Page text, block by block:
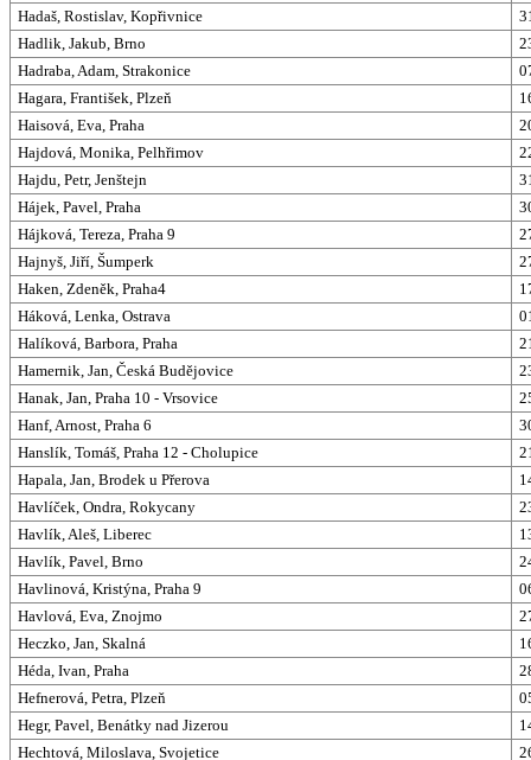
Hadaš, Rostislav, Kopřivnice
Hadlik, Jakub, Brno
Hadraba, Adam, Strakonice
Hagara, František, Plzeň
Haisová, Eva, Praha
Hajdová, Monika, Pelhřimov
Hajdu, Petr, Jenštejn
Hájek, Pavel, Praha
Hájková, Tereza, Praha 9
Hajnyš, Jiří, Šumperk
Haken, Zdeněk, Praha4
Háková, Lenka, Ostrava
Halíková, Barbora, Praha
Hamernik, Jan, Česká Budějovice
Hanak, Jan, Praha 10 - Vrsovice
Hanf, Arnost, Praha 6
Hanslík, Tomáš, Praha 12 - Cholupice
Hapala, Jan, Brodek u Přerova
Havlíček, Ondra, Rokycany
Havlík, Aleš, Liberec
Havlík, Pavel, Brno
Havlinová, Kristýna, Praha 9
Havlová, Eva, Znojmo
Heczko, Jan, Skalná
Héda, Ivan, Praha
Hefnerová, Petra, Plzeň
Hegr, Pavel, Benátky nad Jizerou
Hechtová, Miloslava, Svojetice